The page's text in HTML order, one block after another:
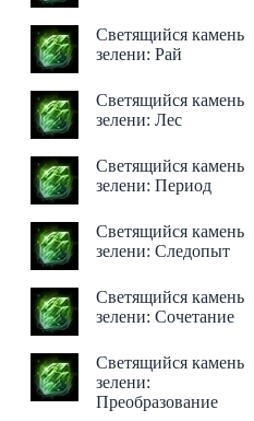
Светящийся камень
зелени: Рай
Светящийся камень
зелени: Лес
Светящийся камень
зелени: Период
Светящийся камень
зелени: Следопыт
Светящийся камень
зелени: Сочетание
Светящийся камень
зелени:
Преобразование